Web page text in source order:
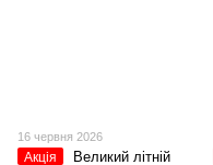
16 червня 2026
Акція Великий літній